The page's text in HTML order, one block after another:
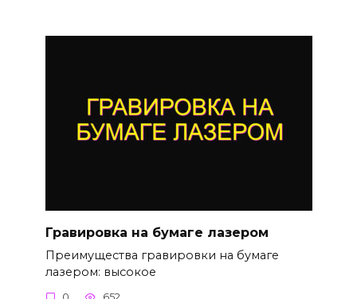
Гравировка на бумаге лазером
Преимущества гравировки на бумаге
лазером: высокое